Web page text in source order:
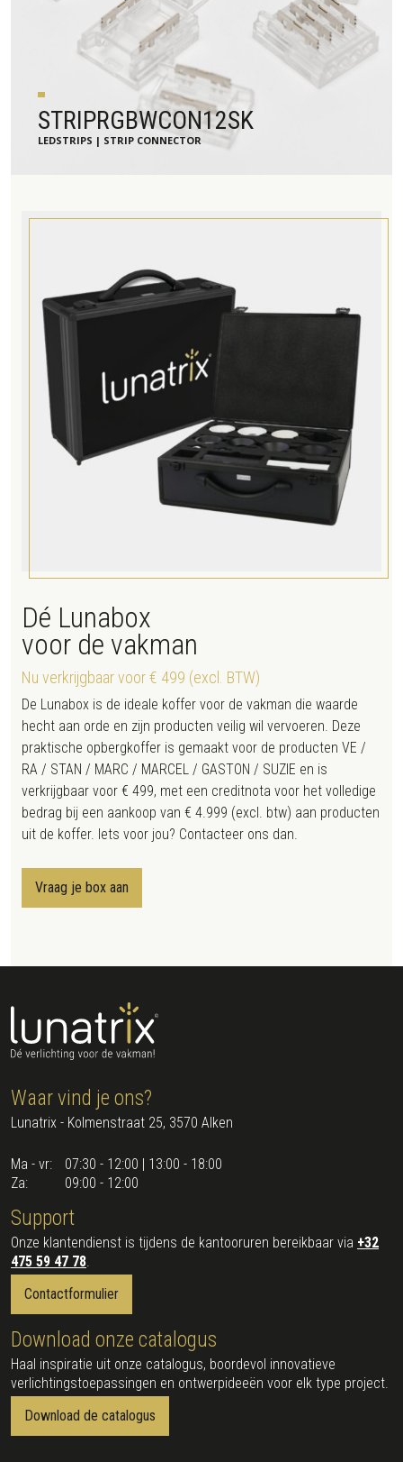
STRIPRGBWCON12SK
LEDSTRIPS | STRIP CONNECTOR
Dé Lunabox
voor de vakman
Nu verkrijgbaar voor € 499 (excl. BTW)
De Lunabox is de ideale koffer voor de vakman die waarde
hecht aan orde en zijn producten veilig wil vervoeren. Deze
praktische opbergkoffer is gemaakt voor de producten VE /
RA / STAN / MARC / MARCEL / GASTON / SUZIE en is
verkrijgbaar voor € 499, met een creditnota voor het volledige
bedrag bij een aankoop van € 4.999 (excl. btw) aan producten
uit de koffer. Iets voor jou? Contacteer ons dan.
Vraag je box aan
Waar vind je ons?
Lunatrix - Kolmenstraat 25, 3570 Alken
Ma - vr:
07:30 - 12:00 | 13:00 - 18:00
Za:
09:00 - 12:00
Support
Onze klantendienst is tijdens de kantooruren bereikbaar via +32
475 59 47 78.
Contactformulier
Download onze catalogus
Haal inspiratie uit onze catalogus, boordevol innovatieve
verlichtingstoepassingen en ontwerpideeën voor elk type project.
Download de catalogus